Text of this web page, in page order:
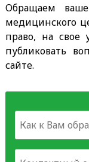
Обращаем
медицинского
право, на свое
публиковать
сайте.